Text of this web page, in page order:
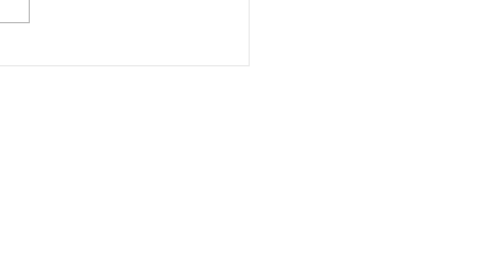
from the rule books.